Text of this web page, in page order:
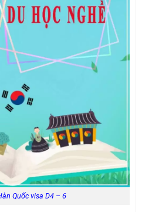
Quốc visa D4 – 6